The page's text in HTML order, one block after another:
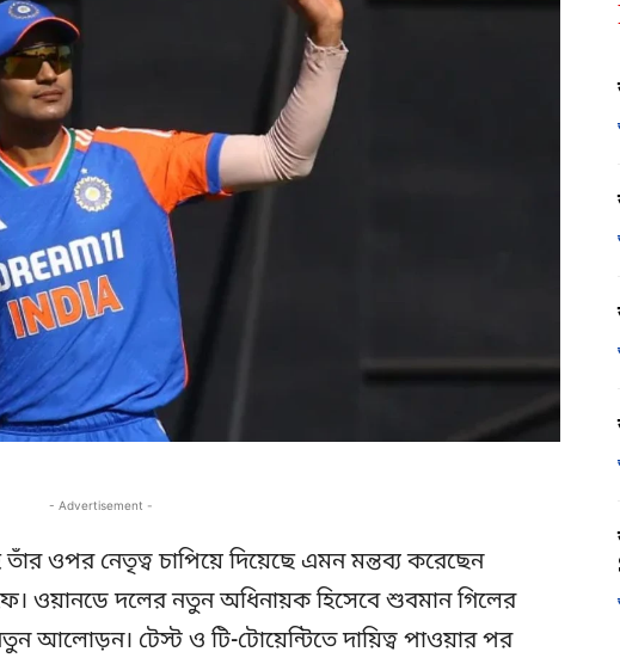
- Advertisement -
তাঁর ওপর নেতৃত্ব চাপিয়ে দিয়েছে এমন মন্তব্য করেছেন
ওয়ানডে দলের নতুন অধিনায়ক হিসেবে শুবমান গিলের
আলোড়ন। টেস্ট ও টি-টোয়েন্টিতে দায়িত্ব পাওয়ার পর